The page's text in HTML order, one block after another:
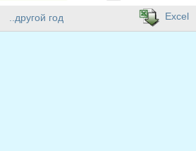
..другой год Excel